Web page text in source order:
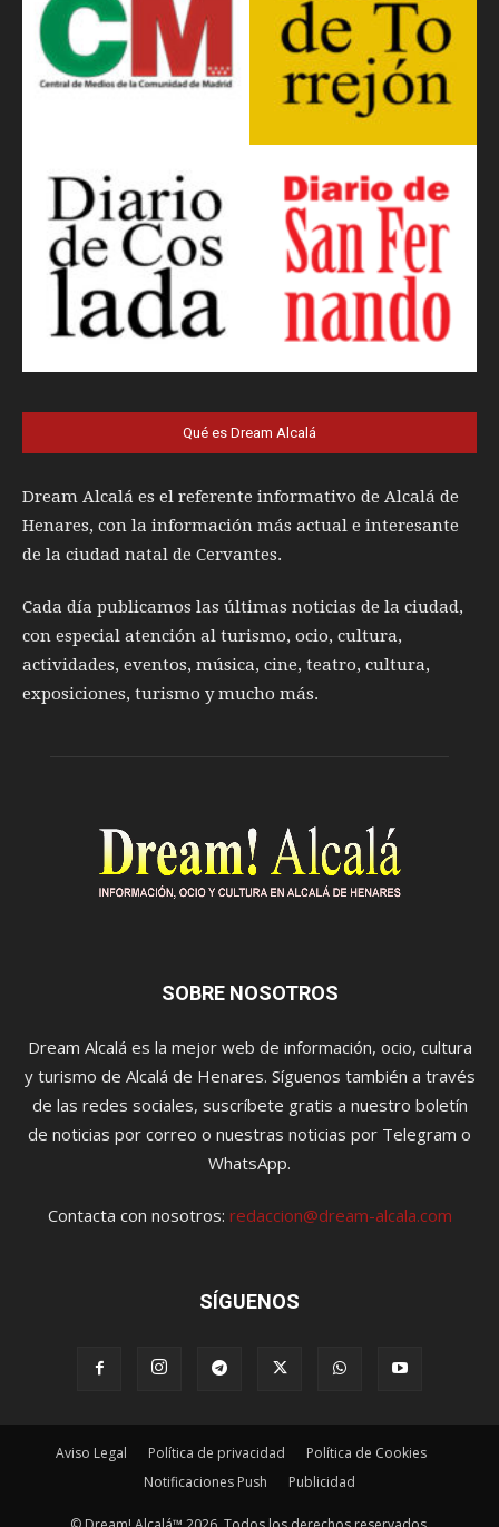
Qué es Dream Alcalá
Dream Alcalá es el referente informativo de Alcalá de
Henares, con la información más actual e interesante
de la ciudad natal de Cervantes.
Cada día publicamos las últimas noticias de la ciudad,
con especial atención al turismo, ocio, cultura,
actividades, eventos, música, cine, teatro, cultura,
exposiciones, turismo y mucho más.
SOBRE NOSOTROS
Dream Alcalá es la mejor web de información, ocio, cultura
y turismo de Alcalá de Henares. Síguenos también a través
de las redes sociales, suscríbete gratis a nuestro boletín
de noticias por correo o nuestras noticias por Telegram o
WhatsApp.
Contacta con nosotros: redaccion@dream-alcala.com
SÍGUENOS
Aviso Legal Política de privacidad
Política de Cookies
Notificaciones Push
Publicidad